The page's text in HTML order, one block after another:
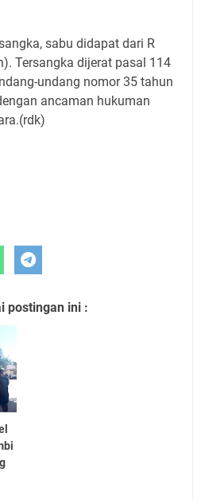
sabu didapat dari R
Tersangka dijerat pasal 114
undang nomor 35 tahun
ancaman hukuman
postingan ini :